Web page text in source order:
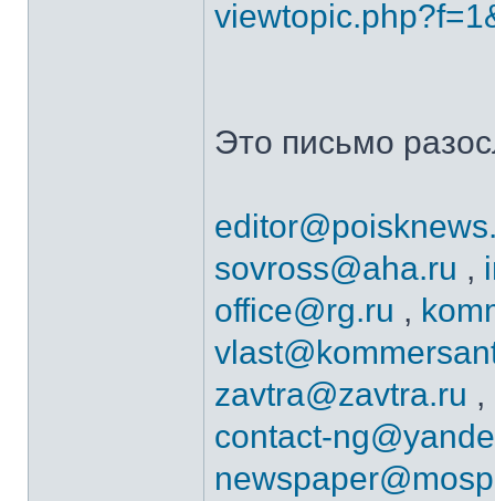
Это письмо
sovross@aha.ru ,
office@rg.ru ,
zavtra@zavtra.ru ,
contact-